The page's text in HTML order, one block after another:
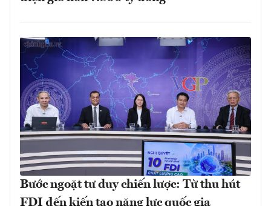
Bước ngoặt tư duy chiến lược: Từ thu hút
FDI đến kiến tạo năng lực quốc gia